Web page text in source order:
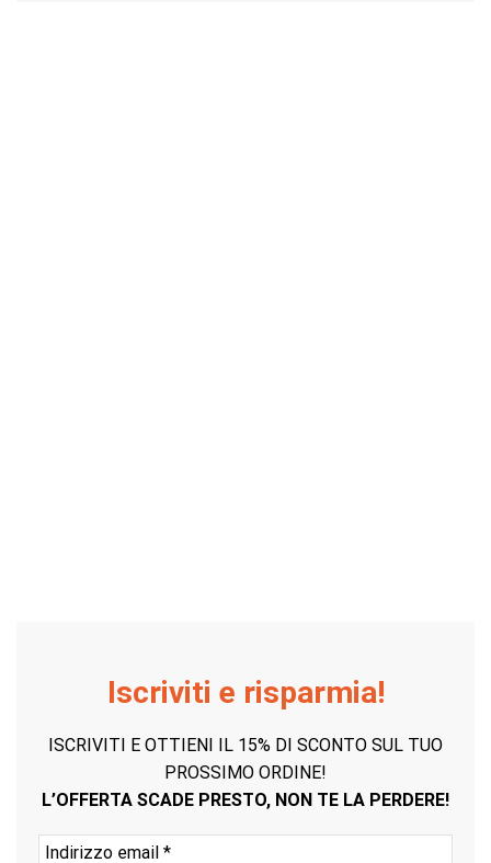
Iscriviti e risparmia!
ISCRIVITI E OTTIENI IL 15% DI SCONTO SUL TUO
PROSSIMO ORDINE!
L’OFFERTA SCADE PRESTO, NON TE LA PERDERE!